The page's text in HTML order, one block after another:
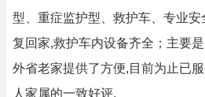
型、重症监护型、救护车、专业
复回家,救护车内设备齐全；主要
外省老家提供了方便,目前为止已
人家属的一致好评.